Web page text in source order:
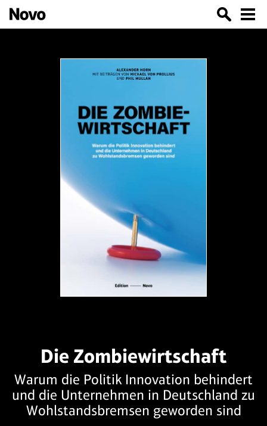
Die Zombiewirtschaft
Warum die Politik Innovation behindert
und die Unternehmen in Deutschland zu
Wohlstandsbremsen geworden sind